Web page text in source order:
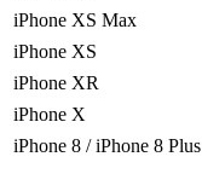
iPhone XS Max
iPhone XS
iPhone XR
iPhone X
iPhone 8 / iPhone 8 Plus